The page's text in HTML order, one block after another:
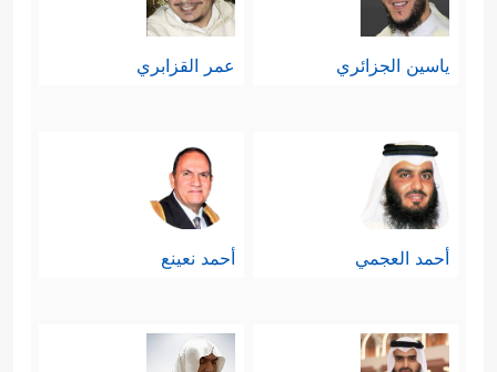
ياسين الجزائري عمر القزابري
أحمد العجمي أحمد نعينع